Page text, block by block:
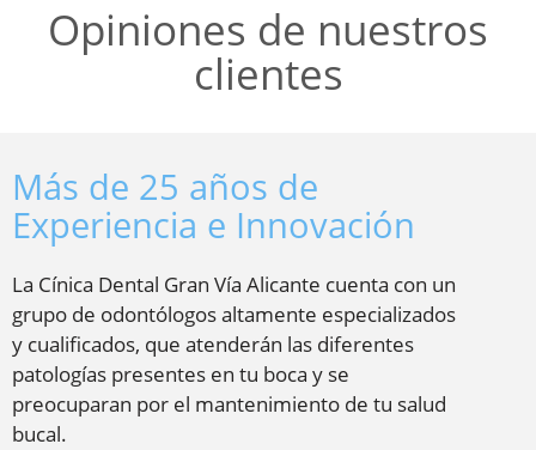
Opiniones de nuestros
clientes
Más de 25 años de
Experiencia e Innovación
La Cínica Dental Gran Vía Alicante cuenta con un
grupo de odontólogos altamente especializados
y cualificados, que atenderán las diferentes
patologías presentes en tu boca y se
preocuparan por el mantenimiento de tu salud
bucal.